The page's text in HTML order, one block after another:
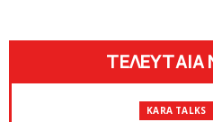
ΤΕΛΕΥΤΑΙΑ
KARA TALKS